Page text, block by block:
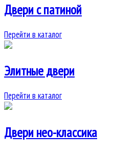
Двери с патиной
Перейти в каталог
Элитные двери
Перейти в каталог
Двери нео-классика